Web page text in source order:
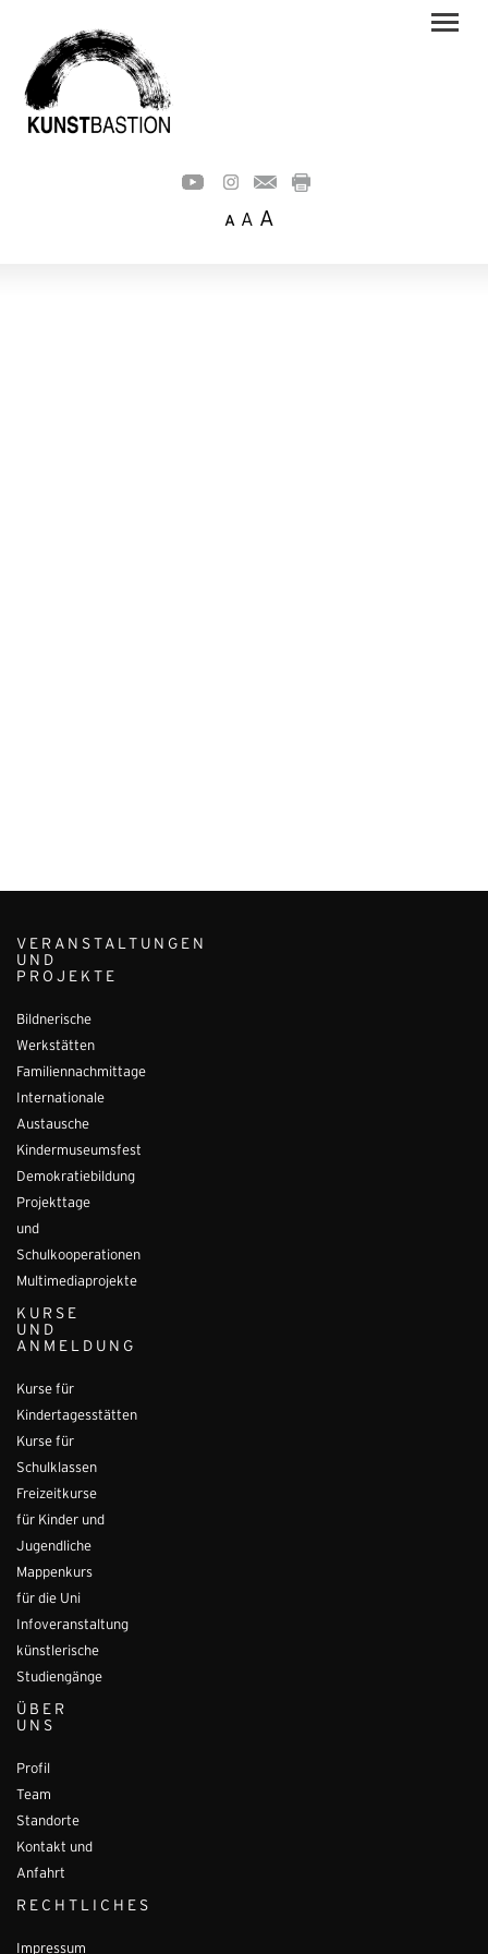
A A A
VERANSTALTUNGEN
UND
PROJEKTE
Bildnerische
Werkstätten
Familiennachmittage
Internationale
Austausche
Kindermuseumsfest
Demokratiebildung
Projekttage
und
Schulkooperationen
Multimediaprojekte
KURSE
UND
ANMELDUNG
Kurse für
Kindertagesstätten
Kurse für
Schulklassen
Freizeitkurse
für Kinder und
Jugendliche
Mappenkurs
für die Uni
Infoveranstaltung
künstlerische
Studiengänge
ÜBER
UNS
Profil
Team
Standorte
Kontakt und
Anfahrt
RECHTLICHES
Impressum